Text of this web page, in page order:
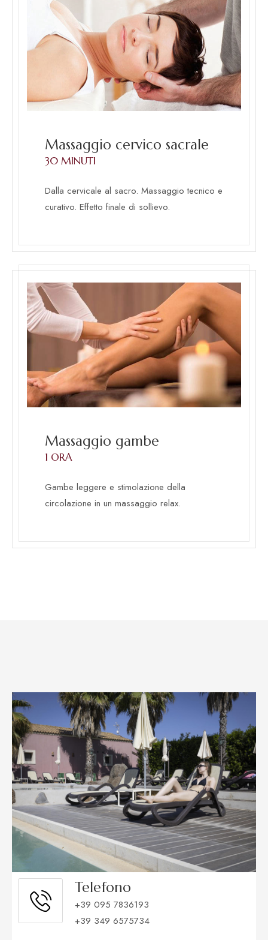
Massaggio cervico sacrale
30 MINUTI
Dalla cervicale al sacro. Massaggio tecnico e
curativo. Effetto finale di sollievo.
Massaggio gambe
1 ORA
Gambe leggere e stimolazione della
circolazione in un massaggio relax.
Telefono
+39 095 7836193
+39 349 6575734